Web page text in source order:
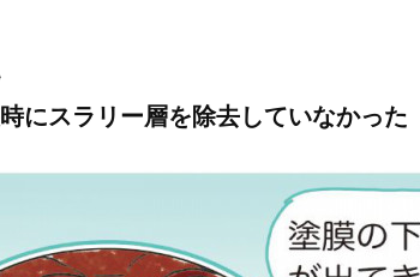
にスラリー層を除去していなかった